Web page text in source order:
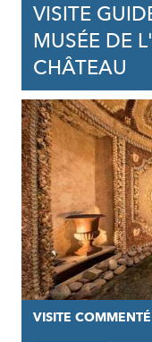
VISITE
MUSÉE DE
CHÂTEAU
VISITE